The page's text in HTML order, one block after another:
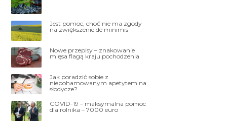
Jest pomoc, choć nie ma zgody
na zwiększenie de minimis
Nowe przepisy – znakowanie
mięsa flagą kraju pochodzenia
Jak poradzić sobie z
niepohamowanym apetytem na
słodycze?
COVID-19 – maksymalna pomoc
dla rolnika – 7000 euro